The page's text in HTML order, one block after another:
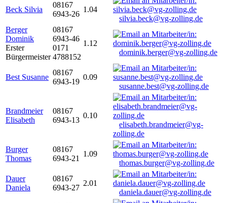
Beck Silvia
08167
6943-26
1.04
silvia.beck@vg-zolling.de
Berger
Dominik
Erster
Bürgermeister
08167
6943-46
0171
4788152
1.12
dominik.berger@vg-zolling.de
Best Susanne
08167
6943-19
0.09
susanne.best@vg-zolling.de
Brandmeier
Elisabeth
08167
6943-13
0.10
elisabeth.brandmeier@vg-
zolling.de
Burger
Thomas
08167
6943-21
1.09
thomas.burger@vg-zolling.de
Dauer
Daniela
08167
6943-27
2.01
daniela.dauer@vg-zolling.de